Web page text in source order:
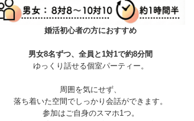
婚活初心者の方におすすめ
男女8名ずつ、全員と1対1で約8分間
ゆっくり話せる個室パーティー。
周囲を気にせず、
落ち着いた空間でしっかり会話ができます。
参加はご自身のスマホ1つ。